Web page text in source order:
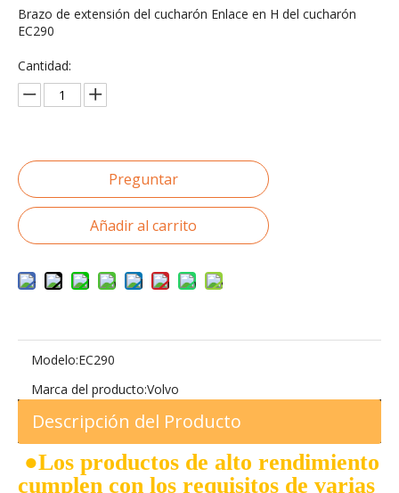
Brazo de extensión del cucharón Enlace en H del cucharón
EC290
Cantidad:
Preguntar
Añadir al carrito
Modelo:EC290
Marca del producto:Volvo
Descripción del Producto
●Los productos de alto rendimiento
cumplen con los requisitos de varias